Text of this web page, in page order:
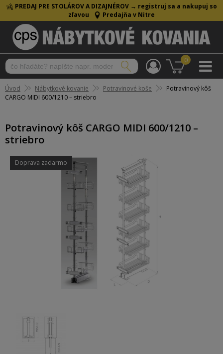
PREDAJ PRE STOLÁROV A DIZAJNÉROV → registruj sa a nakupuj so
zľavou
Predajňa v Nitre
0
Úvod Nábytkové kovanie Potravinové koše
Potravinový kôš
CARGO MIDI 600/1210 – striebro
Potravinový kôš CARGO MIDI 600/1210 –
striebro
Doprava zadarmo